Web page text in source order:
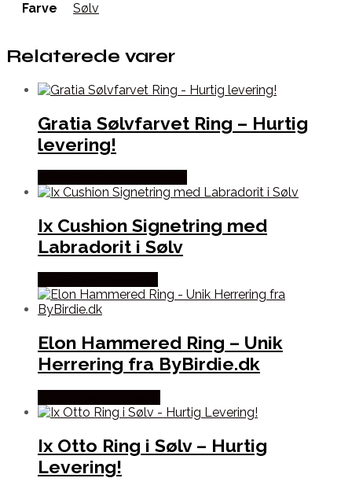
Farve Sølv
Relaterede varer
Gratia Sølvfarvet Ring – Hurtig
levering!
Ix Cushion Signetring med
Labradorit i Sølv
Elon Hammered Ring – Unik
Herrering fra ByBirdie.dk
Ix Otto Ring i Sølv – Hurtig
Levering!